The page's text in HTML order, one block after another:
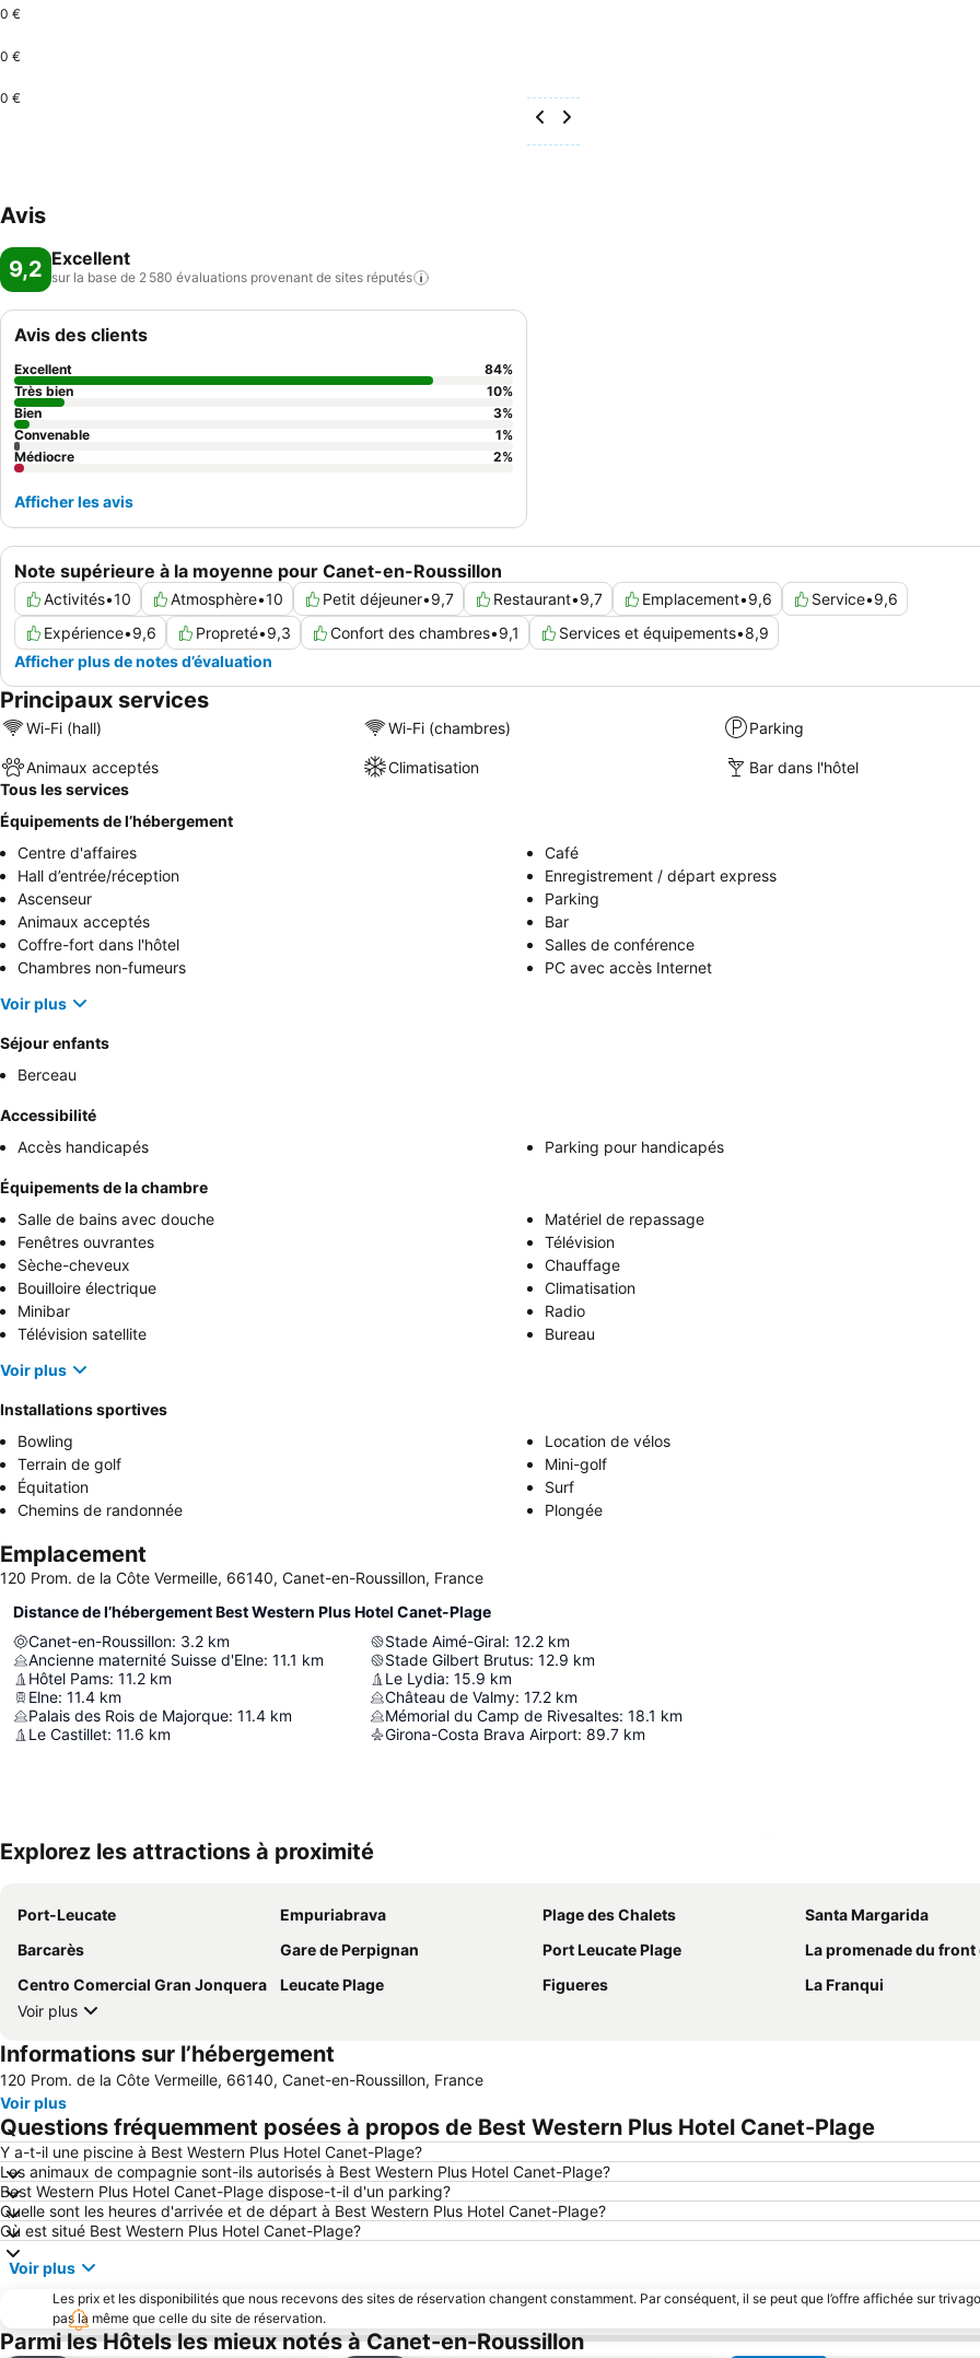
0 €
0 €
0 €
Avis
9,2 Excellent
sur la base de 2 580 évaluations provenant de sites réputés
Note supérieure à la moyenne pour Canet-en-Roussillon
Activités•10 Atmosphère•10 Petit déjeuner•9,7 Restaurant•9,7 Emplacement•9,6 Service•9,6
Expérience•9,6 Propreté•9,3 Confort des chambres•9,1 Services et équipements•8,9
Afficher plus de notes d’évaluation
Avis des clients
Excellent 84%
Très bien
10%
Bien
3%
Convenable
1%
Médiocre
2%
Afficher les avis
Principaux services
Wi-Fi (hall) Wi-Fi (chambres) Parking
Animaux acceptés Climatisation
Bar dans l'hôtel
Tous les services
Équipements de l’hébergement
Centre d'affaires
Café
Hall d’entrée/réception
Enregistrement / départ express
Ascenseur
Parking
Animaux acceptés
Bar
Coffre-fort dans l'hôtel
Salles de conférence
Chambres non-fumeurs
PC avec accès Internet
Voir plus
Séjour enfants
Berceau
Accessibilité
Accès handicapés
Parking pour handicapés
Équipements de la chambre
Salle de bains avec douche
Matériel de repassage
Fenêtres ouvrantes
Télévision
Sèche-cheveux
Chauffage
Bouilloire électrique
Climatisation
Minibar
Radio
Télévision satellite
Bureau
Voir plus
Installations sportives
Bowling
Location de vélos
Terrain de golf
Mini-golf
Équitation
Surf
Chemins de randonnée
Plongée
Emplacement
120 Prom. de la Côte Vermeille, 66140, Canet-en-Roussillon, France
Distance de l’hébergement Best Western Plus Hotel Canet-Plage
Canet-en-Roussillon: 3.2 km
Ancienne maternité Suisse d'Elne: 11.1 km
Hôtel Pams: 11.2 km
Elne: 11.4 km
Palais des Rois de Majorque: 11.4 km
Le Castillet: 11.6 km
Stade Aimé-Giral: 12.2 km
Stade Gilbert Brutus: 12.9 km
Le Lydia: 15.9 km
Château de Valmy: 17.2 km
Mémorial du Camp de Rivesaltes: 18.1 km
Girona-Costa Brava Airport: 89.7 km
Explorez les attractions à proximité
Port-Leucate Empuriabrava Plage des Chalets
Santa Margarida
Barcarès
Gare de Perpignan Port Leucate Plage
La promenade du front
Centro Comercial Gran Jonquera
Leucate Plage Figueres
La Franqui
Voir plus
Informations sur l’hébergement
120 Prom. de la Côte Vermeille, 66140, Canet-en-Roussillon, France
Voir plus
Questions fréquemment posées à propos de Best Western Plus Hotel Canet-Plage
Y a-t-il une piscine à Best Western Plus Hotel Canet-Plage?
Les animaux de compagnie sont-ils autorisés à Best Western Plus Hotel Canet-Plage?
Best Western Plus Hotel Canet-Plage dispose-t-il d'un parking?
Quelle sont les heures d'arrivée et de départ à Best Western Plus Hotel Canet-Plage?
Où est situé Best Western Plus Hotel Canet-Plage?
Voir plus
Les prix et les disponibilités que nous recevons des sites de réservation changent constamment. Par conséquent, il se peut que l’offre affichée sur
pas la même que celle du site de réservation.
Parmi les Hôtels les mieux notés à Canet-en-Roussillon